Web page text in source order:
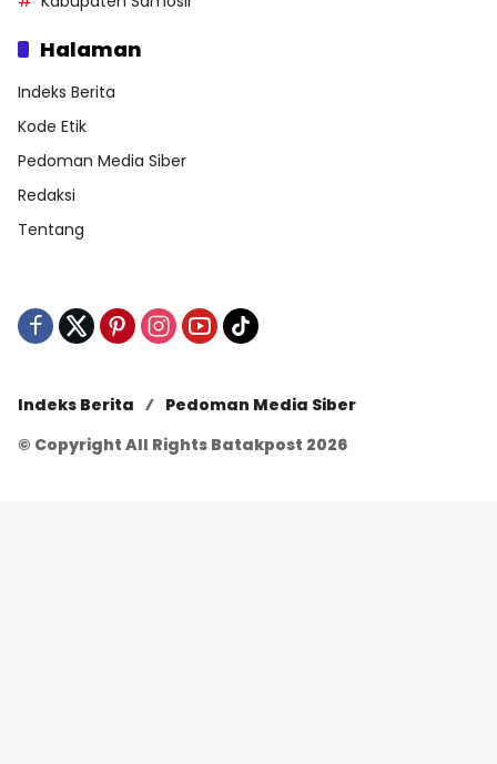
Halaman
Indeks Berita
Kode Etik
Pedoman Media Siber
Redaksi
Tentang
Indeks Berita
Pedoman Media Siber
© Copyright All Rights Batakpost 2026